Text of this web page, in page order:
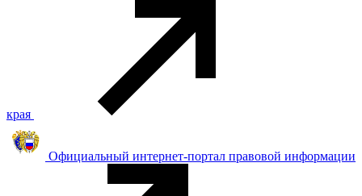
края
Официальный интернет-портал правовой информации